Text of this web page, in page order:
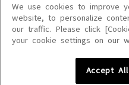
を問わず、著作権法の定める範囲を超え
を禁じます。
楽曲及びコンテンツは、機種によりご利
楽曲及びコンテンツの配信日、配信内容
We use cookies to improve
website, to personalize
our traffic. Please click
your cookie settings on our
Accept